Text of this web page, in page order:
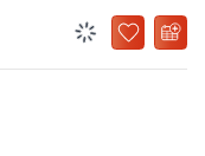
ZU